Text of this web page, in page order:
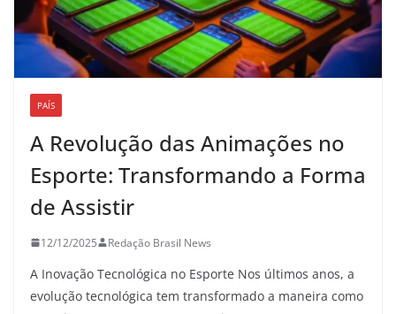
PAÍS
A Revolução das Animações no
Esporte: Transformando a Forma
de Assistir
12/12/2025 Redação Brasil News
A Inovação Tecnológica no Esporte Nos últimos anos, a
evolução tecnológica tem transformado a maneira como